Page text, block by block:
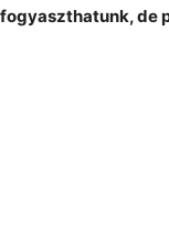
fogyaszthatunk, de